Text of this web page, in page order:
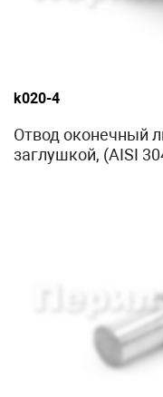
k020-4
Отвод оконечный
заглушкой, (AISI